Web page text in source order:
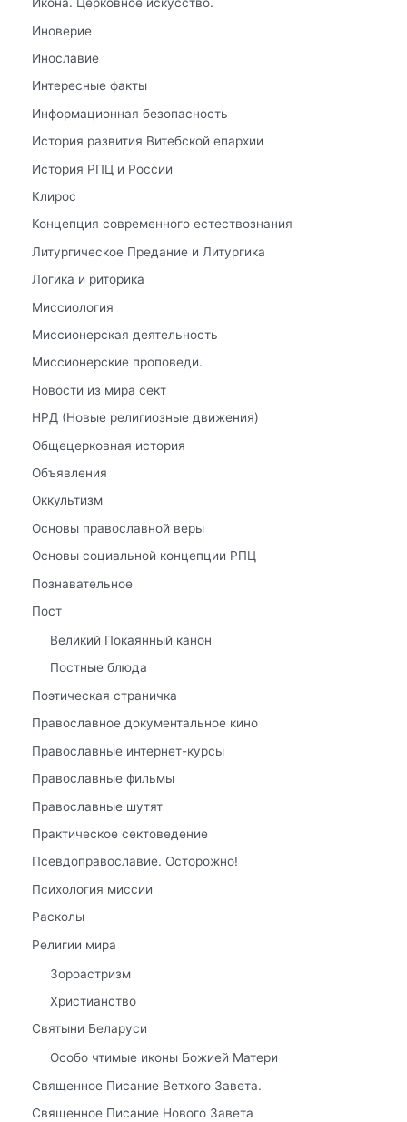
Иноверие
Инославие
Интересные факты
Информационная безопасность
История развития Витебской епархии
История РПЦ и России
Клирос
Концепция современного естествознания
Литургическое Предание и Литургика
Логика и риторика
Миссиология
Миссионерская деятельность
Миссионерские проповеди.
Новости из мира сект
НРД (Новые религиозные движения)
Общецерковная история
Объявления
Оккультизм
Основы православной веры
Основы социальной концепции РПЦ
Познавательное
Пост
Великий Покаянный канон
Постные блюда
Поэтическая страничка
Православное документальное кино
Православные интернет-курсы
Православные фильмы
Православные шутят
Практическое сектоведение
Псевдоправославие. Осторожно!
Психология миссии
Расколы
Религии мира
Зороастризм
Христианство
Святыни Беларуси
Особо чтимые иконы Божией Матери
Священное Писание Ветхого Завета.
Священное Писание Нового Завета